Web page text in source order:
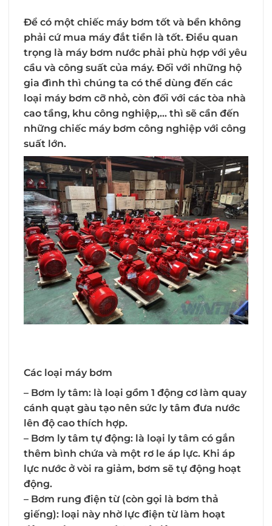
Để có một chiếc máy bơm tốt và bền không
phải cứ mua máy đắt tiền là tốt. Điều quan
trọng là máy bơm nước phải phù hợp với yêu
cầu và công suất của máy. Đối với những hộ
gia đình thì chúng ta có thể dùng đến các
loại máy bơm cỡ nhỏ, còn đối với các tòa nhà
cao tầng, khu công nghiệp,… thì sẽ cần đến
những chiếc máy bơm công nghiệp với công
suất lớn.
Các loại máy bơm
– Bơm ly tâm: là loại gồm 1 động cơ làm quay
cánh quạt gàu tạo nên sức ly tâm đưa nước
lên độ cao thích hợp.
– Bơm ly tâm tự động: là loại ly tâm có gắn
thêm bình chứa và một rơ le áp lực. Khi áp
lực nước ở vòi ra giảm, bơm sẽ tự động hoạt
động.
– Bơm rung điện từ (còn gọi là bơm thả
giếng): loại này nhờ lực điện từ làm hoạt